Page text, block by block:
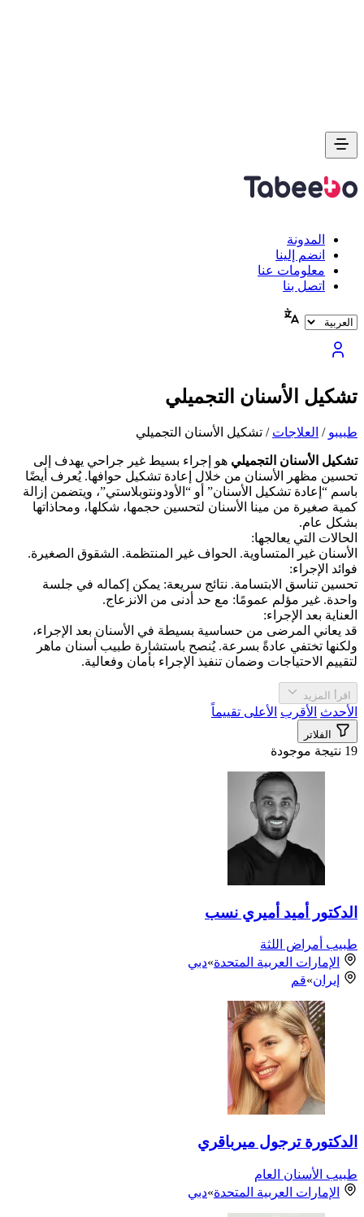
المدونة
انضم إلينا
معلومات عنا
اتصل بنا
تشكيل الأسنان التجميلي
طبیبو / العلاجات / تشكيل الأسنان التجميلي
تشكيل الأسنان التجميلي هو إجراء بسيط غير جراحي يهدف إلى
تحسين مظهر الأسنان من خلال إعادة تشكيل حوافها. يُعرف أيضًا
باسم “إعادة تشكيل الأسنان” أو “الأودونتوبلاستي”، ويتضمن إزالة
كمية صغيرة من مينا الأسنان لتحسين حجمها، شكلها، ومحاذاتها
بشكل عام.
الحالات التي يعالجها:
الأسنان غير المتساوية. الحواف غير المنتظمة. الشقوق الصغيرة.
فوائد الإجراء:
تحسين تناسق الابتسامة. نتائج سريعة: يمكن إكماله في جلسة
واحدة. غير مؤلم عمومًا: مع حد أدنى من الانزعاج.
العناية بعد الإجراء:
قد يعاني المرضى من حساسية بسيطة في الأسنان بعد الإجراء،
ولكنها تختفي عادةً بسرعة. يُنصح باستشارة طبيب أسنان ماهر
لتقييم الاحتياجات وضمان تنفيذ الإجراء بأمان وفعالية.
اقرأ المزيد
الأحدث الأقرب الأعلى تقييماً
الفلاتر
19 نتيجة موجودة
الدكتور أميد أميري نسب
طبيب أمراض اللثة
الإمارات العربية المتحدة»دبي
إيران»قم
الدكتورة ترجول ميرباقري
طبيب الأسنان العام
الإمارات العربية المتحدة»دبي